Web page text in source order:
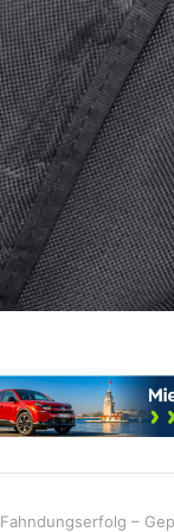
Fahndungserfolg –